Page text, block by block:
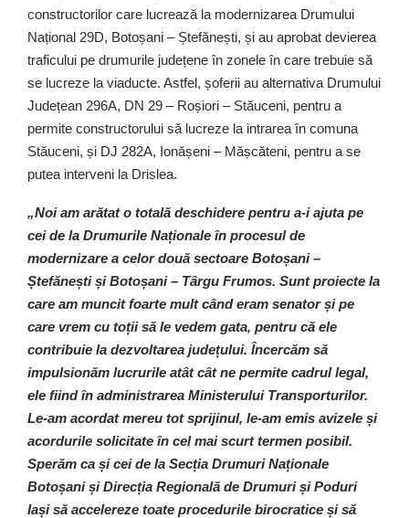
constructorilor care lucrează la modernizarea Drumului
Național 29D, Botoșani – Ștefănești, și au aprobat devierea
traficului pe drumurile județene în zonele în care trebuie să
se lucreze la viaducte. Astfel, șoferii au alternativa Drumului
Județean 296A, DN 29 – Roșiori – Stăuceni, pentru a
permite constructorului să lucreze la intrarea în comuna
Stăuceni, și DJ 282A, Ionășeni – Mășcăteni, pentru a se
putea interveni la Drislea.
„Noi am arătat o totală deschidere pentru a-i ajuta pe
cei de la Drumurile Naționale în procesul de
modernizare a celor două sectoare Botoșani –
Ștefănești și Botoșani – Târgu Frumos. Sunt proiecte la
care am muncit foarte mult când eram senator și pe
care vrem cu toții să le vedem gata, pentru că ele
contribuie la dezvoltarea județului. Încercăm să
impulsionăm lucrurile atât cât ne permite cadrul legal,
ele fiind în administrarea Ministerului Transporturilor.
Le-am acordat mereu tot sprijinul, le-am emis avizele și
acordurile solicitate în cel mai scurt termen posibil.
Sperăm ca și cei de la Secția Drumuri Naționale
Botoșani și Direcția Regională de Drumuri și Poduri
Iași să accelereze toate procedurile birocratice și să